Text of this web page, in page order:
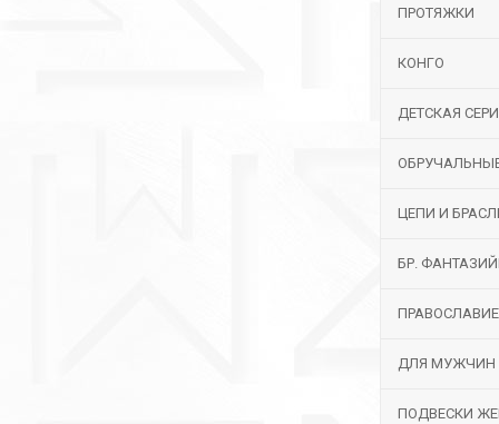
ПРОТЯЖКИ
КОНГО
ДЕТСКАЯ
ЦЕПИ И
БР.
ПРАВОСЛАВИЕ
ДЛЯ МУЖЧИН
ПОДВЕСКИ